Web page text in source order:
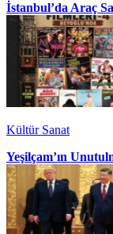
İstanbul’da Araç
Kültür Sanat
Yeşilçam’ın